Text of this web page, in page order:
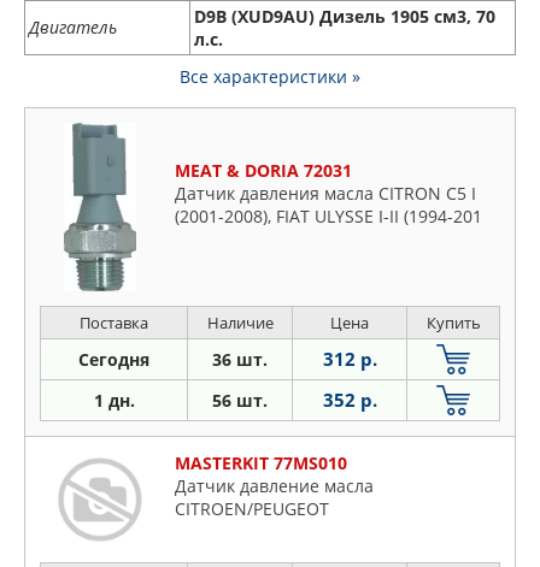
Двигатель
D9B (XUD9AU) Дизель 1905 см3, 70
л.с.
Все характеристики »
MEAT & DORIA 72031
Датчик давления масла CITRON C5 I
(2001-2008), FIAT ULYSSE I-II (1994-201
Поставка Наличие Цена Купить
Сегодня 36 шт. 312 р.
1 дн. 56 шт. 352 р.
MASTERKIT 77MS010
Датчик давление масла
CITROEN/PEUGEOT